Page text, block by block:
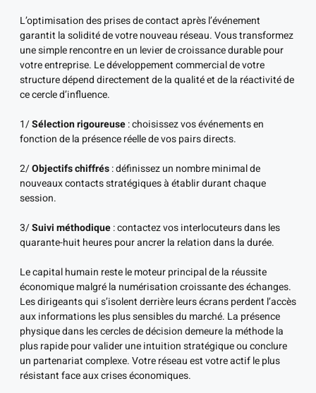
L’optimisation des prises de contact après l’événement
garantit la solidité de votre nouveau réseau. Vous transformez
une simple rencontre en un levier de croissance durable pour
votre entreprise. Le développement commercial de votre
structure dépend directement de la qualité et de la réactivité de
ce cercle d’influence.
1/Sélection rigoureuse: choisissez vos événements en
fonction de la présence réelle de vos pairs directs.
2/Objectifs chiffrés: définissez un nombre minimal de
nouveaux contacts stratégiques à établir durant chaque
session.
3/Suivi méthodique: contactez vos interlocuteurs dans les
quarante-huit heures pour ancrer la relation dans la durée.
Le capital humain reste le moteur principal de la réussite
économique malgré la numérisation croissante des échanges.
Les dirigeants qui s’isolent derrière leurs écrans perdent l’accès
aux informations les plus sensibles du marché. La présence
physique dans les cercles de décision demeure la méthode la
plus rapide pour valider une intuition stratégique ou conclure
un partenariat complexe. Votre réseau est votre actif le plus
résistant face aux crises économiques.